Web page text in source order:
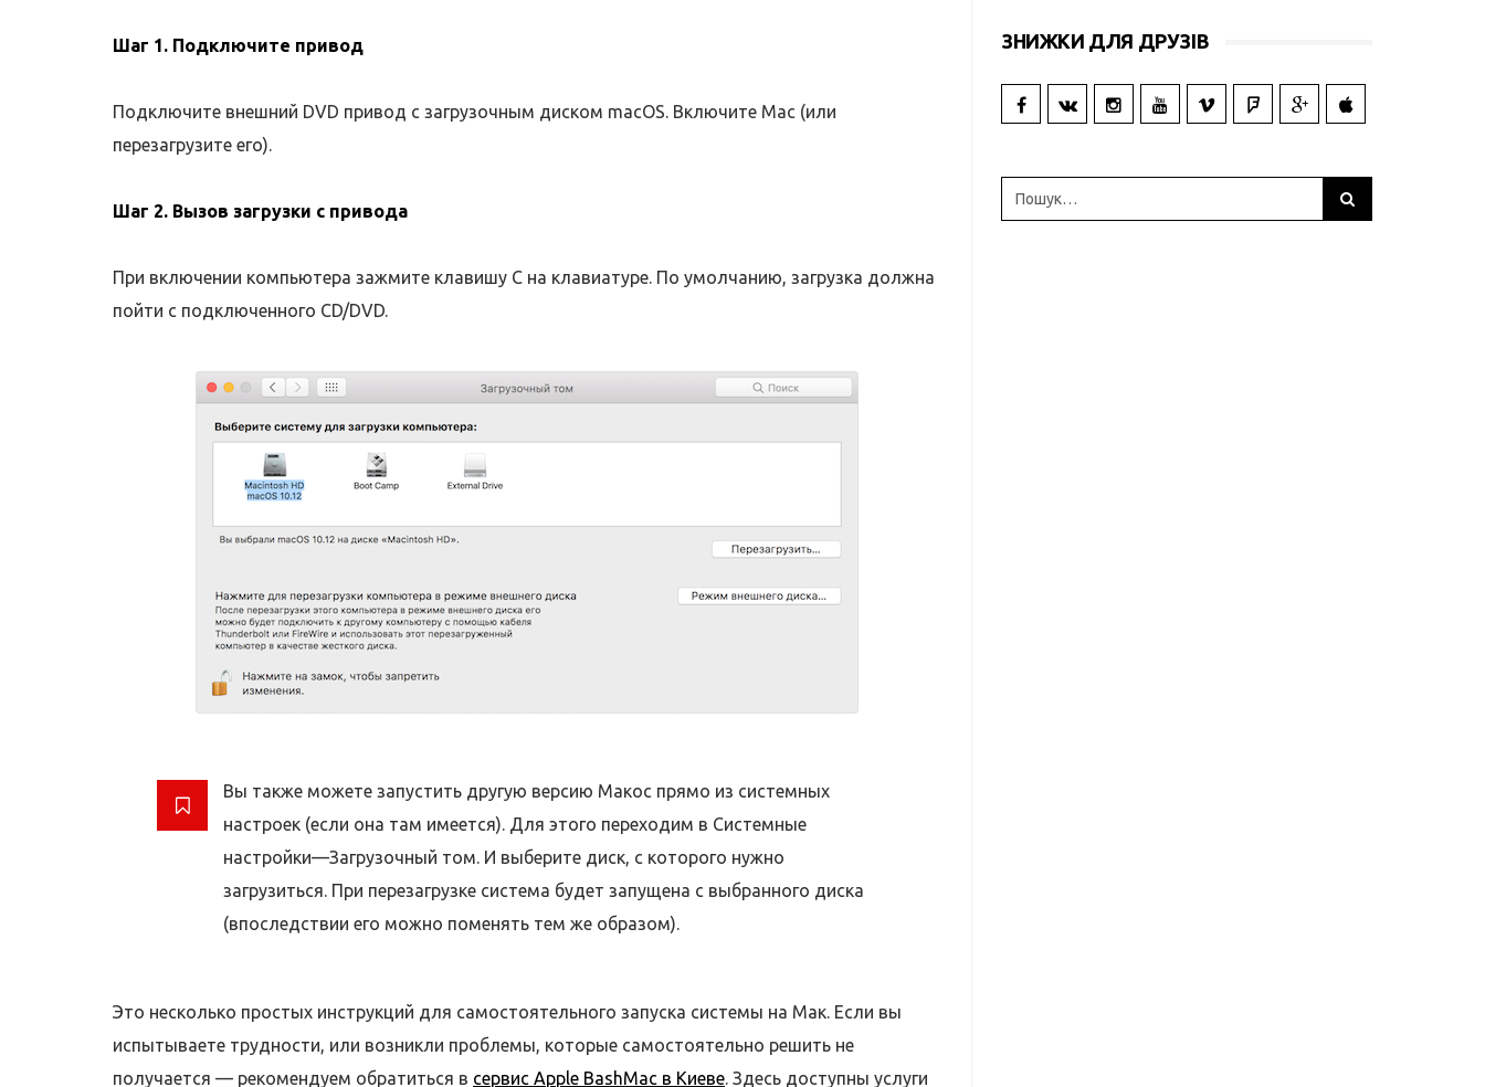
Шаг 1. Подключите привод
Подключите внешний DVD привод с загрузочным диском macOS. Включите Mac (или
перезагрузите его).
Шаг 2. Вызов загрузки с привода
При включении компьютера зажмите клавишу C на клавиатуре. По умолчанию, загрузка должна
пойти с подключенного CD/DVD.
Вы также можете запустить другую версию Макос прямо из системных
настроек (если она там имеется). Для этого переходим в Системные
настройки—Загрузочный том. И выберите диск, с которого нужно
загрузиться. При перезагрузке система будет запущена с выбранного диска
(впоследствии его можно поменять тем же образом).
Это несколько простых инструкций для самостоятельного запуска системы на Мак. Если вы
испытываете трудности, или возникли проблемы, которые самостоятельно решить не
получается — рекомендуем обратиться в сервис Apple BashMac в Киеве. Здесь доступны услуги
ЗНИЖКИ ДЛЯ ДРУЗІВ